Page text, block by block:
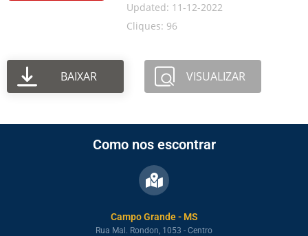
Updated: 11-12-2022
Cliques: 96
BAIXAR VISUALIZAR
Como nos escontrar
Campo Grande - MS
Rua Mal. Rondon, 1053 - Centro